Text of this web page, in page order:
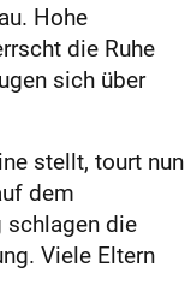
Hohe
die Ruhe
sich über
stellt, tourt nun
dem
schlagen die
Viele Eltern